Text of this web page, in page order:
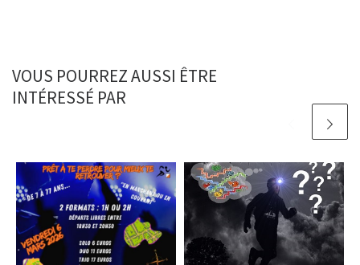
VOUS POURREZ AUSSI ÊTRE
INTÉRESSÉ PAR